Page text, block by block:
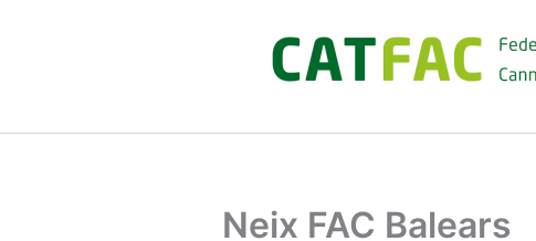
Neix FAC Balears